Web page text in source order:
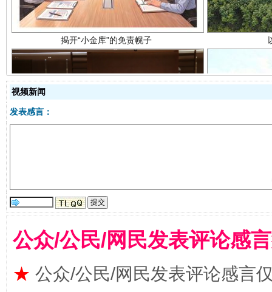
全民健身五年计划来了！等你上场
视频新闻
发表感言：
公众/公民/网民发表评论感
★ 公众/公民/网民发表评论感言